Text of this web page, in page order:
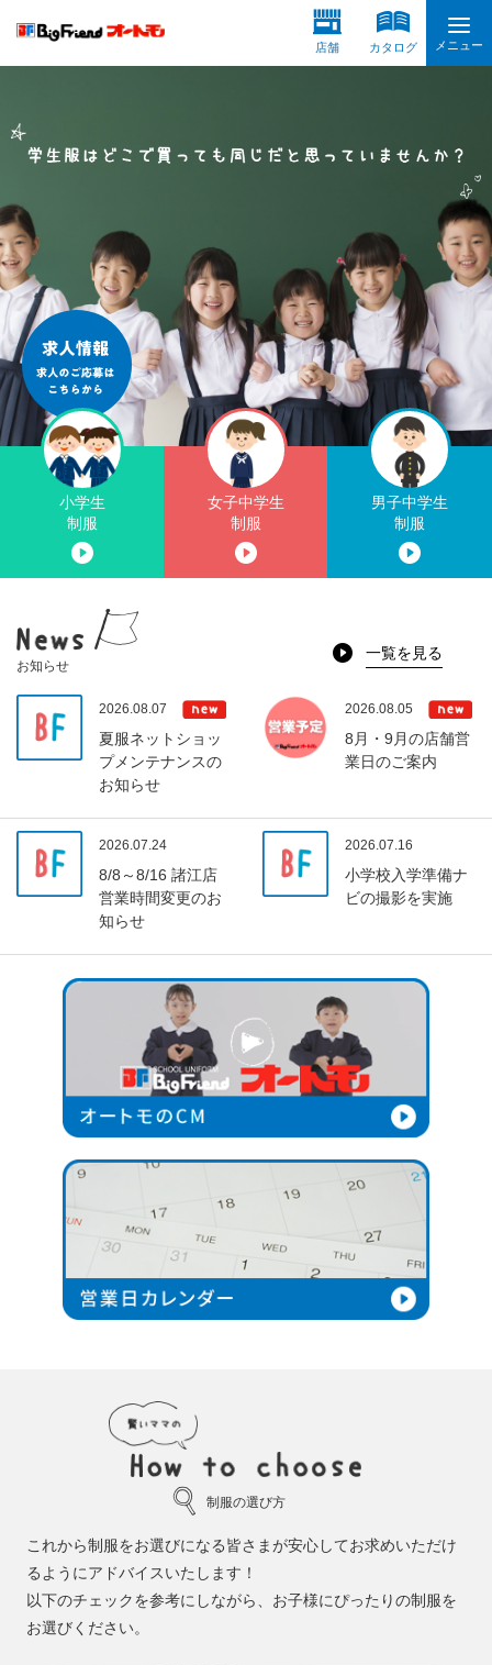
店舗 カタログ メニュー
小学生
制服
女子中学生
制服
男子中学生
制服
お知らせ
一覧を見る
2026.08.07
夏服ネットショッ
プメンテナンスの
お知らせ
2026.08.05
8月・9月の店舗営
業日のご案内
2026.07.24
8/8～8/16 諸江店
営業時間変更のお
知らせ
2026.07.16
小学校入学準備ナ
ビの撮影を実施
制服の選び方
これから制服をお選びになる皆さまが安心してお求めいただけ
るようにアドバイスいたします！
以下のチェックを参考にしながら、お子様にぴったりの制服を
お選びください。